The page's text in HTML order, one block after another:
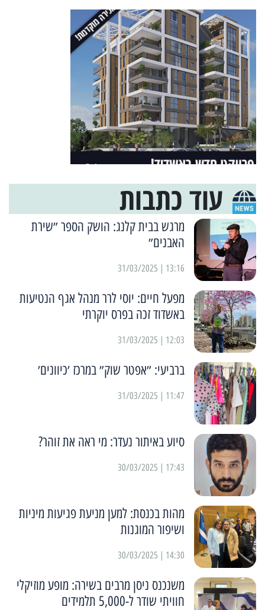
עוד כתבות
מרגש בבית קלנג: הושק הספר ״שירת
האבנים״
13:16 | 31/03/2025
מפעל חיים: יוסי לרר מנהל אגף הנטיעות
באשדוד זכה בפרס יוקרתי
12:03 | 31/03/2025
ברביעי: ״אפטר שוק״ במרכז ׳כיוונים׳
11:47 | 31/03/2025
סיוע באיתור נעדר: מי ראה את זוהר?
17:43 | 30/03/2025
מהות בכנסת: למען מניעת פגיעות מיניות
ושיפור המוגנות
14:30 | 30/03/2025
משנכנס ניסן מרבים בשירה: מופע מוזיקלי
חוויתי שודר ל-5,000 תלמידים